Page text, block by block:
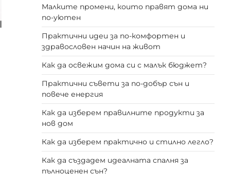
Малките промени, които правят дома ни
по-уютен
Практични идеи за по-комфортен и
здравословен начин на живот
Как да освежим дома си с малък бюджет?
Практични съвети за по-добър сън и
повече енергия
Как да изберем правилните продукти за
нов дом
Как да изберем практично и стилно легло?
Как да създадем идеалната спалня за
пълноценен сън?